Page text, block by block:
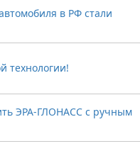
в РФ стали
технологии!
ЭРА-ГЛОНАСС с ручным